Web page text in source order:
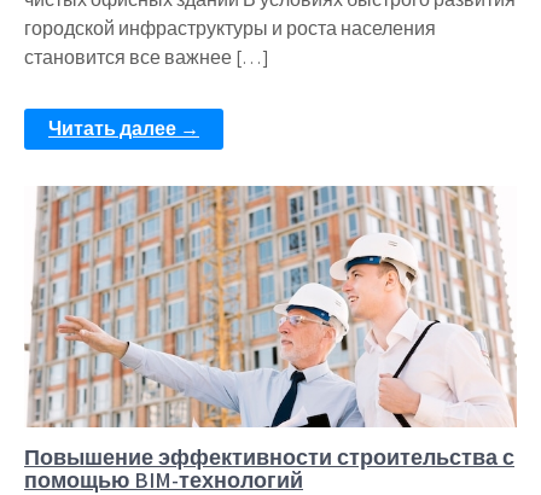
городской инфраструктуры и роста населения
становится все важнее […]
Читать далее →
Повышение эффективности строительства с
помощью BIM-технологий